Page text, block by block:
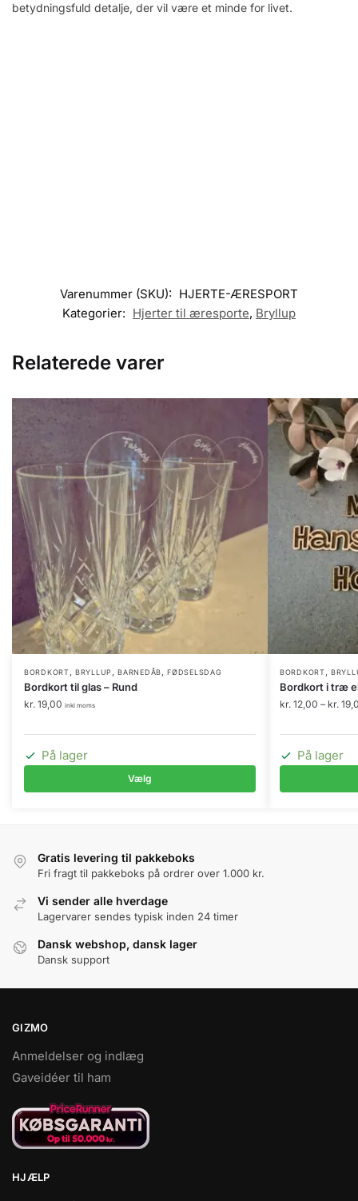
betydningsfuld detalje, der vil være et minde for livet.
Varenummer (SKU): HJERTE-ÆRESPORT
Kategorier: Hjerter til æresporte, Bryllup
Relaterede varer
BORDKORT ,BRYLLUP ,BARNEDÅB ,FØDSELSDAG
Bordkort til glas – Rund
kr. 19,00 inkl moms
På lager
Vælg
BORDKORT ,
Bordkort i træ
kr. 12,00 – kr.
På lager
Dette
vare
har
flere
varianter.
Mulighederne
kan
Gratis levering til pakkeboks
Fri fragt til pakkeboks på ordrer over 1.000 kr.
Vi sender alle hverdage
Lagervarer sendes typisk inden 24 timer
Dansk webshop, dansk lager
Dansk support
GIZMO
Anmeldelser og indlæg
Gaveidéer til ham
HJÆLP